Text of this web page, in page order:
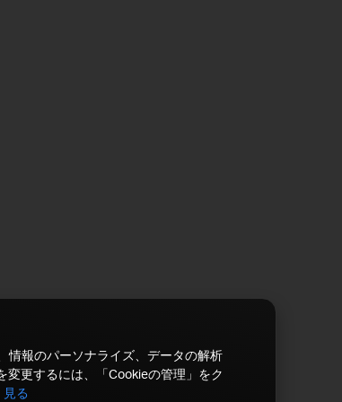
情報のパーソナライズ、データの解析
更するには、「Cookieの管理」をク
る